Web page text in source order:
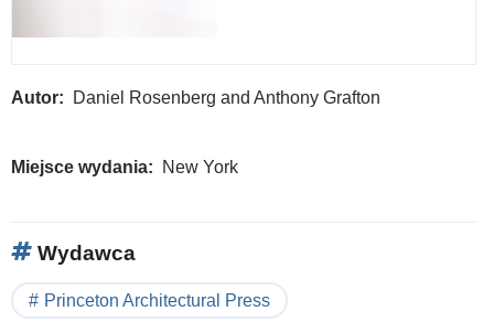
Autor Daniel Rosenberg and Anthony Grafton
Miejsce wydania New York
Wydawca
Princeton Architectural Press